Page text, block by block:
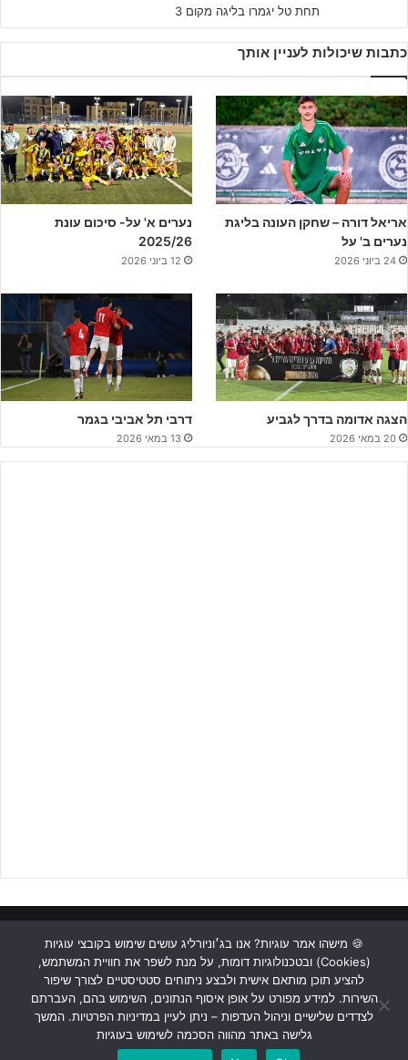
הגיבור הגדול של דו קרב הפנדלים הואמרק גולנקוב,שוערה של מכבי
חיפה שסיפורו הוא לא פחות ממדהים. גולקנוב הגיע לישראל עקב
המלחמה באוקראינה לקראת עונת 2022/23 ונקלט בהצלחה, אך עזב
את הארץ בפרוץ מלחמת חרבות ברזל.
לפרסום באתר ג'וניורליג – לחצו על הבאנר!!!
33 החיפאי עם שלוש הדיפות בדו קרב הפנדלים, ולאחר ש
יותם
גולדשטייןבעט פנימה נקבע סופית כי אדריאן רוצ'טוחניכיו העפילו
לרבע הגמר והדיחו את מחזיקת הגביע המכהנת, שתתרכז בניסיונותיה
להגן על התואר בליגה.
תחת טל יגמרו בליגה מקום 3
כתבות שיכולות לעניין אותך
אריאל דורה – שחקן העונה בליגת
נערים ב' על
24 ביוני 2026
נערים א' על- סיכום עונת
2025/26
12 ביוני 2026
הצגה אדומה בדרך לגביע
20 במאי 2026
דרבי תל אביבי בגמר
13 במאי 2026
ראשי כתבות תכנים מקצועיים תנאי שימוש
מדיניות אבטחה
כתבו לנו
Facebook
YouTube
Instagram
🍪 מישהו אמר עוגיות? אנו בג׳וניורליג עושים שימוש בקובצי עוגיות
(Cookies) ובטכנולוגיות דומות, על מנת לשפר את חוויית המשתמש,
להציע תוכן מותאם אישית ולבצע ניתוחים סטטיסטיים לצורך שיפור
השירות. למידע מפורט על אופן איסוף הנתונים, השימוש בהם, העברתם
לצדדים שלישיים וניהול העדפות – ניתן לעיין במדיניות הפרטיות. המשך
גלישה באתר מהווה הסכמה לשימוש בעוגיות